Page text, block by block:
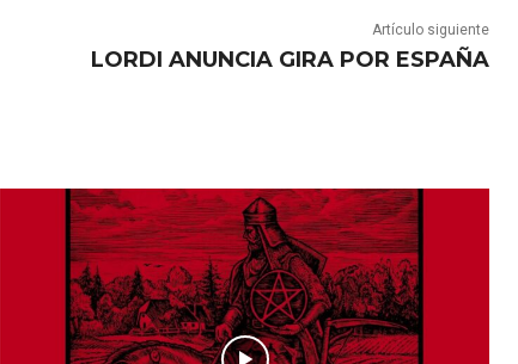
Artículo siguiente
LORDI ANUNCIA GIRA POR ESPAÑA